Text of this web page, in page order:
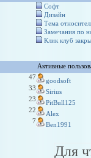
Софт
Дизайн
Тема
Замечания по
Клик клуб
Активные
47
33
23
22
7
goodsoft
Sirius
PitBull125
Alex
Ben1991
Для